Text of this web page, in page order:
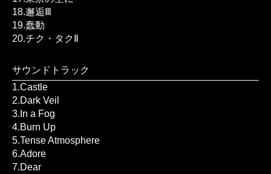
18.邂逅Ⅲ
19.蠢動
20.チク・タクⅡ
サウンドトラック
1.Castle
2.Dark Veil
3.In a Fog
4.Burn Up
5.Tense Atmosphere
6.Adore
7.Dear